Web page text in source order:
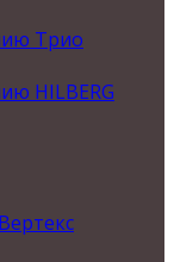
Трио
HILBERG